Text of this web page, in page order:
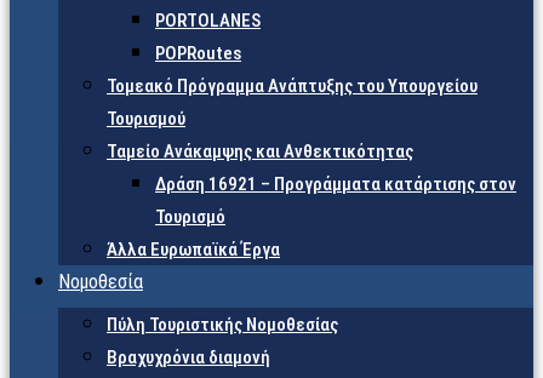
PORTOLANES
POPRoutes
Τομεακό Πρόγραμμα Ανάπτυξης του Υπουργείου
Τουρισμού
Ταμείο Ανάκαμψης και Ανθεκτικότητας
Δράση 16921 – Προγράμματα κατάρτισης στον
Τουρισμό
Άλλα Ευρωπαϊκά Έργα
Νομοθεσία
Πύλη Τουριστικής Νομοθεσίας
Βραχυχρόνια διαμονή